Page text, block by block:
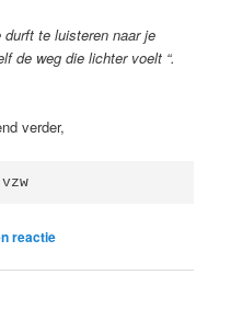
te luisteren naar je
de weg die lichter voelt “.
verder,
vzw
reactie